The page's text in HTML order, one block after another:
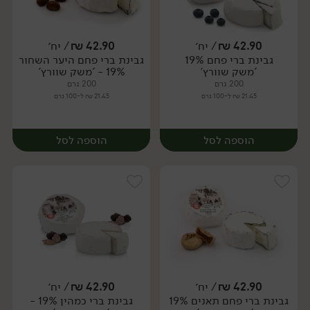
יח׳ יח׳
42.90
₪/ יח׳
גבינת ברי פחם 19%
'משק שוורץ'
200 גרם
21.45 ₪ ל-100 גרם
הוספה לסל
יח׳
42.90
₪/ יח׳
גבינת ברי פחם היער השחור
19% - 'משק שוורץ'
200 גרם
21.45 ₪ ל-100 גרם
הוספה לסל
יח׳
42.90
₪/ יח׳
גבינת ברי פחם תאנים 19%
42.90
₪/ יח׳
גבינת ברי כמהין 19% -